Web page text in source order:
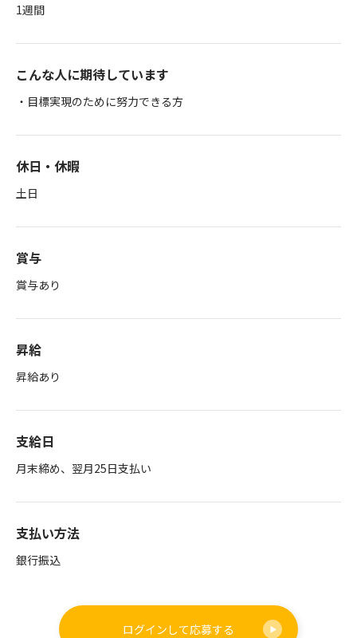
1週間
こんな人に期待しています
・目標実現のために努力できる方
休日・休暇
土日
賞与
賞与あり
昇給
昇給あり
支給日
月末締め、翌月25日支払い
支払い方法
銀行振込
ログインして応募する